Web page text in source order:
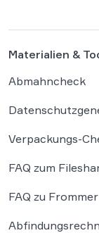
Materialien &
Abmahncheck
Verpackungs-
FAQ zum
FAQ zu